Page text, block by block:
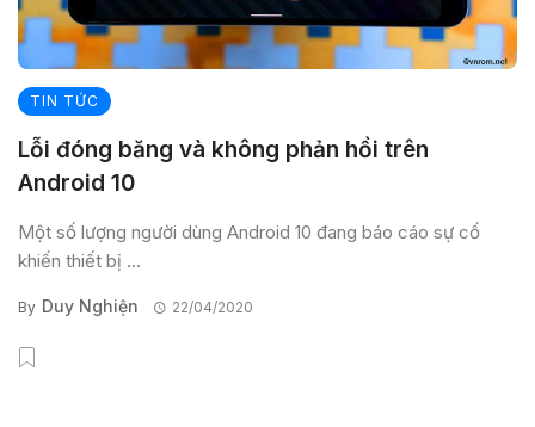
TIN TỨC
Lỗi đóng băng và không phản hồi trên
Android 10
Một số lượng người dùng Android 10 đang báo cáo sự cố
khiến thiết bị ...
By Duy Nghiện 22/04/2020